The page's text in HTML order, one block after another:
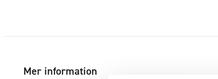
Mer information